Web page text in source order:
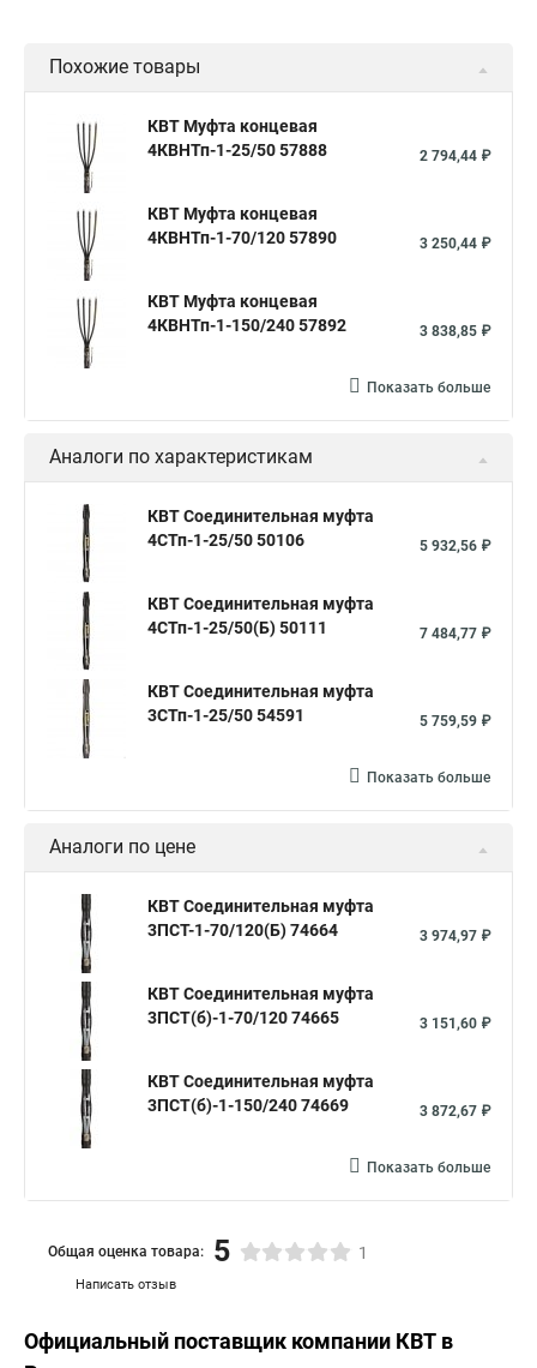
Похожие товары
КВТ Муфта концевая
4КВНТп-1-25/50 57888
2 794,44 ₽
КВТ Муфта концевая
4КВНТп-1-70/120 57890
3 250,44 ₽
КВТ Муфта концевая
4КВНТп-1-150/240 57892
3 838,85 ₽
Показать больше
Аналоги по характеристикам
КВТ Соединительная муфта
4СТп-1-25/50 50106
5 932,56 ₽
КВТ Соединительная муфта
4СТп-1-25/50(Б) 50111
7 484,77 ₽
КВТ Соединительная муфта
3СТп-1-25/50 54591
5 759,59 ₽
Показать больше
Аналоги по цене
КВТ Соединительная муфта
3ПСТ-1-70/120(Б) 74664
3 974,97 ₽
КВТ Соединительная муфта
3ПСТ(б)-1-70/120 74665
3 151,60 ₽
КВТ Соединительная муфта
3ПСТ(б)-1-150/240 74669
3 872,67 ₽
Показать больше
Написать отзыв
Общая оценка товара: 5 1
Официальный поставщик компании КВТ в